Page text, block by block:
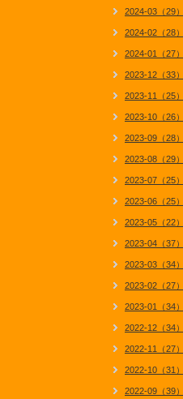
2024-03（29）
2024-02（28）
2024-01（27）
2023-12（33）
2023-11（25）
2023-10（26）
2023-09（28）
2023-08（29）
2023-07（25）
2023-06（25）
2023-05（22）
2023-04（37）
2023-03（34）
2023-02（27）
2023-01（34）
2022-12（34）
2022-11（27）
2022-10（31）
2022-09（39）